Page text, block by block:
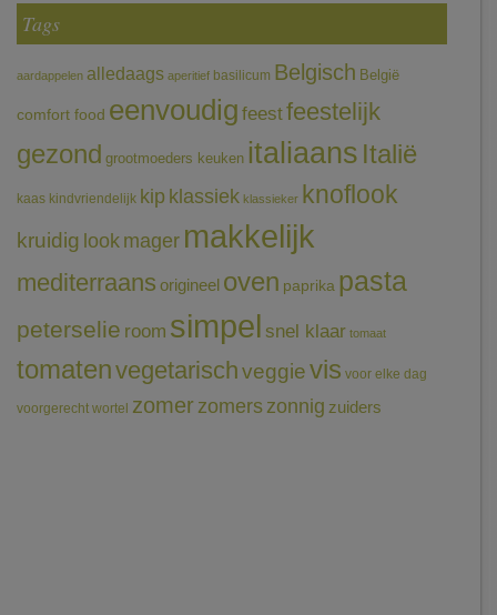
Tags
aardappelen alledaags aperitief basilicum Belgisch België
comfort food eenvoudig feestfeestelijk
gezond grootmoeders keuken italiaans Italië
kaas kindvriendelijk kip klassiek klassieker knoflook
kruidig look mager makkelijk
mediterraans origineel oven paprika pasta
peterselie room simpel snel klaar tomaat
tomatenvegetarischveggievis voor elke dag
voorgerecht wortel zomerzomerszonnig zuiders